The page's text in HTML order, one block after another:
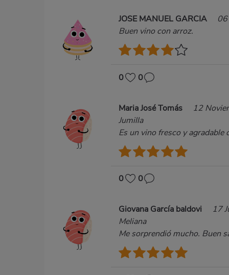
JOSE MANUEL GARCIA
Buen vino con arroz.
0 0
Maria José Tomás
12
Jumilla
Es un vino fresco y agradable
0 0
Giovana García baldovi
17
Meliana
Me sorprendió mucho. Buen